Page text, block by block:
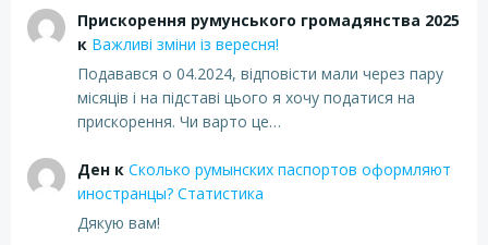
Прискорення румунського громадянства 2025
к Важливі зміни із вересня!
Подавався о 04.2024, відповісти мали через пару
місяців і на підставі цього я хочу податися на
прискорення. Чи варто це…
Денк Сколько румынских паспортов оформляют
иностранцы? Статистика
Дякую вам!